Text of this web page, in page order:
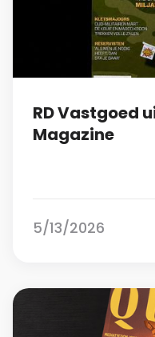
RD Vastgoed
Magazine
5/13/2026